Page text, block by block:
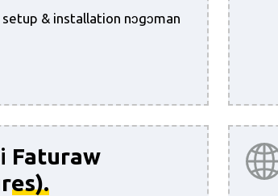
& installation nɔgɔman
Faturaw